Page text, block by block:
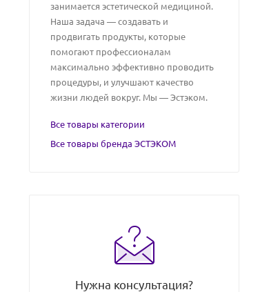
занимается эстетической медициной.
Наша задача — создавать и
продвигать продукты, которые
помогают профессионалам
максимально эффективно проводить
процедуры, и улучшают качество
жизни людей вокруг. Мы — Эстэком.
Все товары категории
Все товары бренда ЭСТЭКОМ
Нужна консультация?